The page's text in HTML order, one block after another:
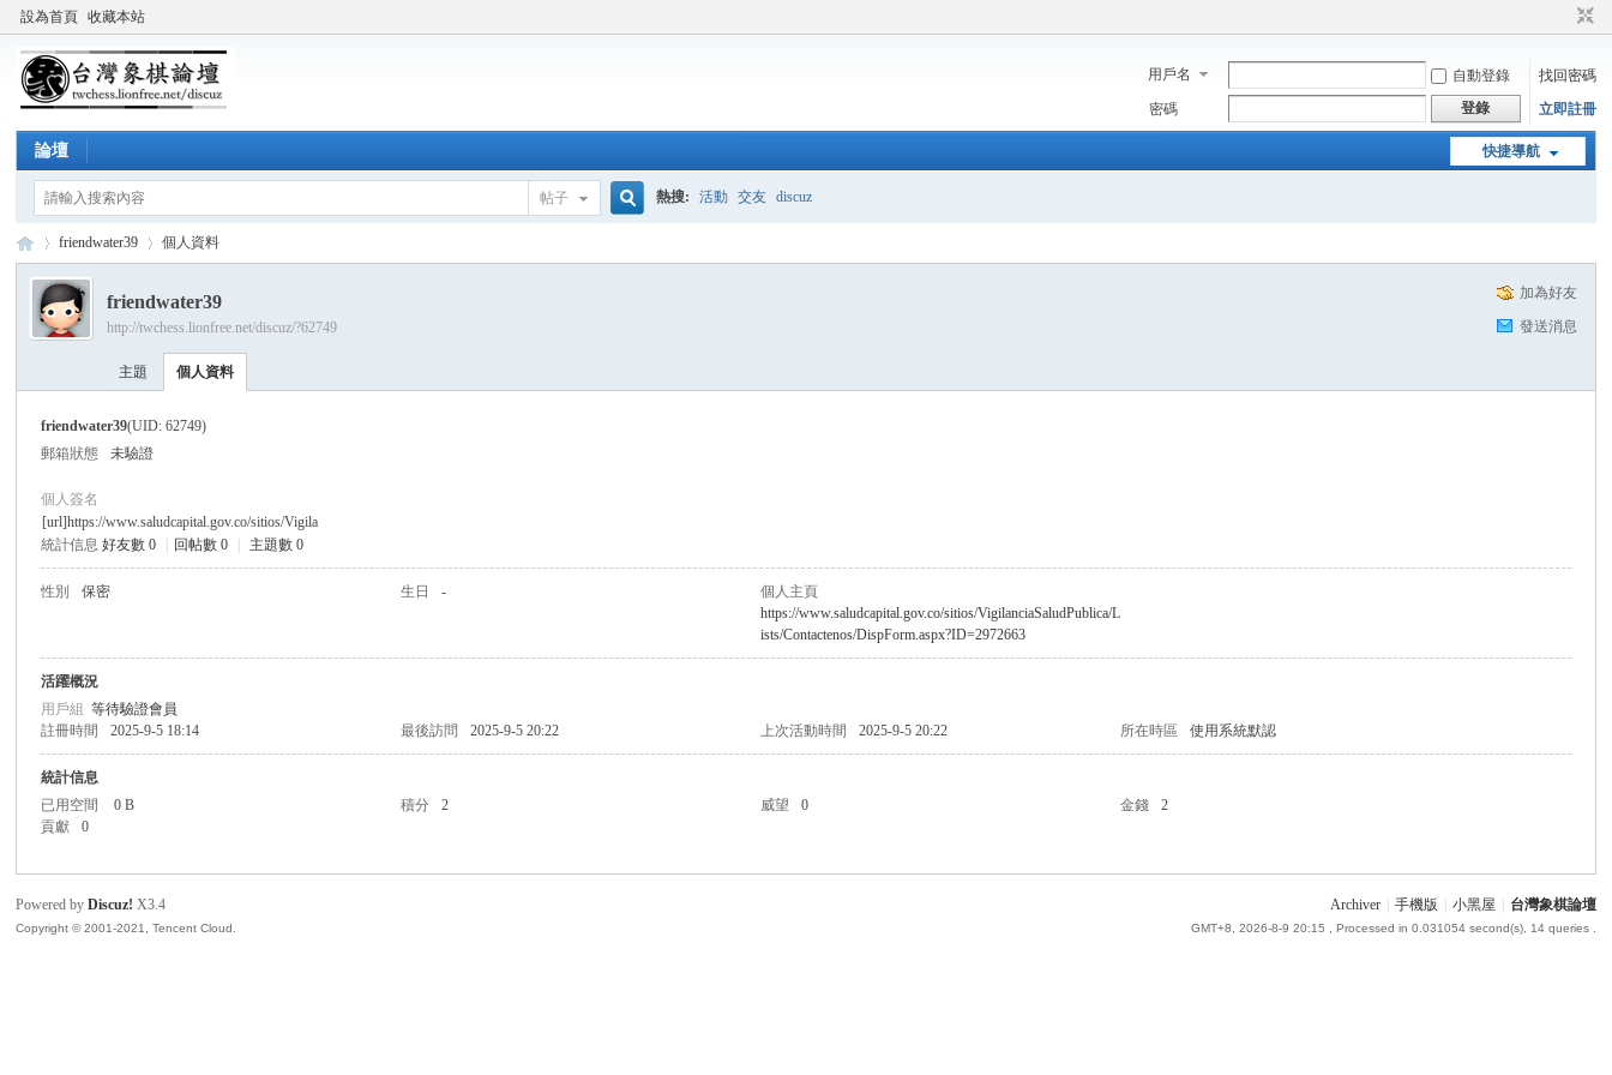
設為首頁 收藏本站
用戶名 自動登錄
找回密碼
密碼
登錄 立即註冊
快捷導航
論壇
帖子 熱搜: 活動 交友 discuz
›
friendwater39 個人資料
加為好友
發送消息
friendwater39
http://twchess.lionfree.net/discuz/?62749
主題 個人資料
friendwater39(UID: 62749)
郵箱狀態
未驗證
個人簽名
[url]https://www.saludcapital.gov.co/sitios/Vigila
統計信息 好友數 0 回帖數 0 主題數 0
性別 保密 生日 -
個人主頁
https://www.saludcapital.gov.co/sitios/VigilanciaSaludPublica/L
ists/Contactenos/DispForm.aspx?ID=2972663
活躍概況
用戶組等待驗證會員
註冊時間
2025-9-5 18:14 最後訪問 2025-9-5 20:22 上次活動時間 2025-9-5 20:22 所在時區 使用系統默認
統計信息
已用空間
0 B 積分 2 威望 0 金錢
2
貢獻
0
Archiver 手機版 小黑屋 台灣象棋論壇
GMT+8, 2026-8-9 20:15 , Processed in 0.031054 second(s), 14 queries .
Powered byDiscuz! X3.4
Copyright © 2001-2021, Tencent Cloud.